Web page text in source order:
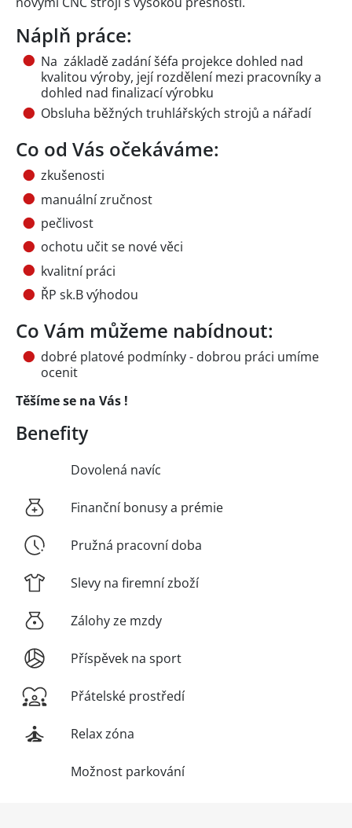
Náplň práce:
Na základě zadání šéfa projekce dohled nad
kvalitou výroby, její rozdělení mezi pracovníky a
dohled nad finalizací výrobku
Obsluha běžných truhlářských strojů a nářadí
Co od Vás očekáváme:
zkušenosti
manuální zručnost
pečlivost
ochotu učit se nové věci
kvalitní práci
ŘP sk.B výhodou
Co Vám můžeme nabídnout:
dobré platové podmínky - dobrou práci umíme
ocenit
Těšíme se na Vás !
Benefity
Dovolená navíc
Finanční bonusy a prémie
Pružná pracovní doba
Slevy na firemní zboží
Zálohy ze mzdy
Příspěvek na sport
Přátelské prostředí
Relax zóna
Možnost parkování